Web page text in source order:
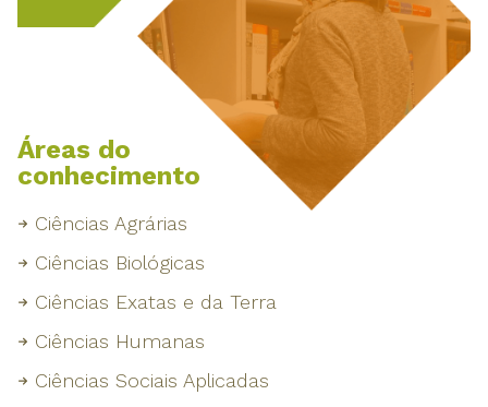
Áreas do
conhecimento
Ciências Agrárias
Ciências Biológicas
Ciências Exatas e da Terra
Ciências Humanas
Ciências Sociais Aplicadas